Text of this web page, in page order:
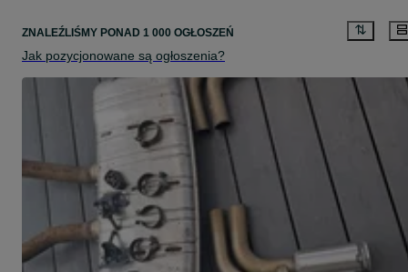
ZNALEŹLIŚMY PONAD 1 000 OGŁOSZEŃ
Jak pozycjonowane są ogłoszenia?